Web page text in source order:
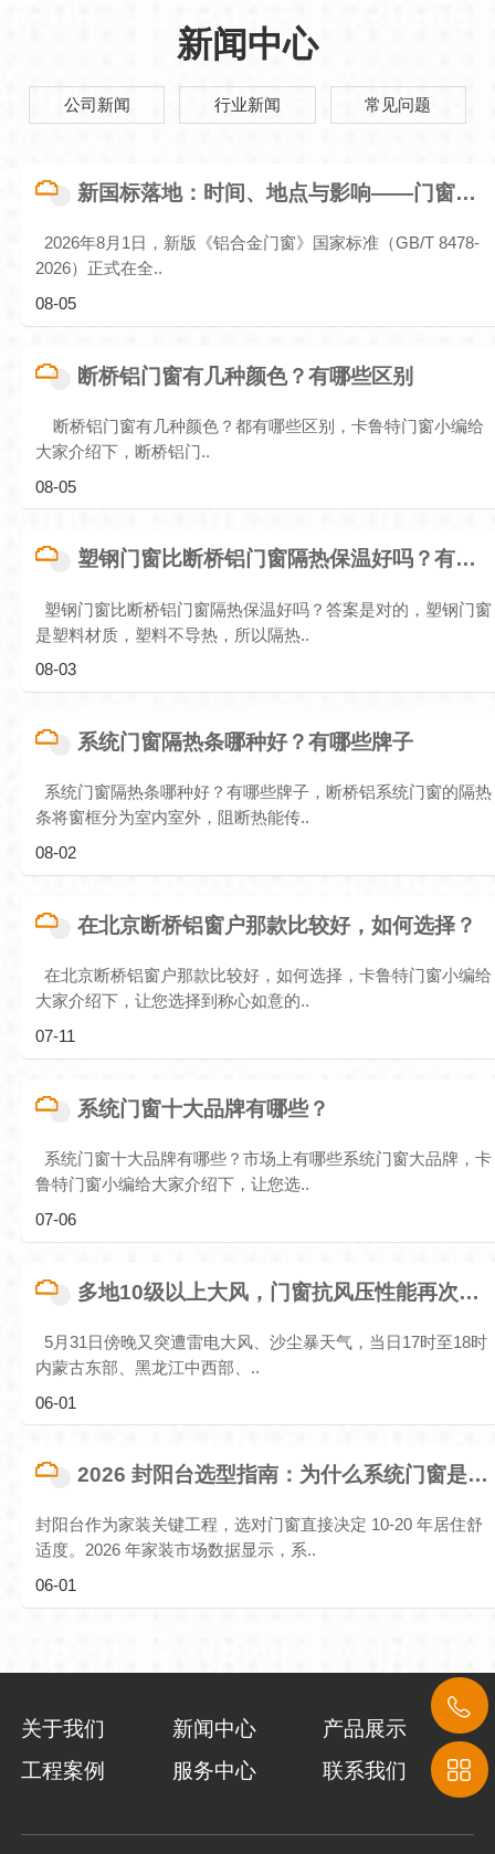
新闻中心
公司新闻 行业新闻 常见问题
新国标落地：时间、地点与影响——门窗行业迎来合规化新起点
2026年8月1日，新版《铝合金门窗》国家标准（GB/T 8478-
2026）正式在全..
08-05
断桥铝门窗有几种颜色？有哪些区别
断桥铝门窗有几种颜色？都有哪些区别，卡鲁特门窗小编给
大家介绍下，断桥铝门..
08-05
塑钢门窗比断桥铝门窗隔热保温好吗？有什么区别
塑钢门窗比断桥铝门窗隔热保温好吗？答案是对的，塑钢门窗
是塑料材质，塑料不导热，所以隔热..
08-03
系统门窗隔热条哪种好？有哪些牌子
系统门窗隔热条哪种好？有哪些牌子，断桥铝系统门窗的隔热
条将窗框分为室内室外，阻断热能传..
08-02
在北京断桥铝窗户那款比较好，如何选择？
在北京断桥铝窗户那款比较好，如何选择，卡鲁特门窗小编给
大家介绍下，让您选择到称心如意的..
07-11
系统门窗十大品牌有哪些？
系统门窗十大品牌有哪些？市场上有哪些系统门窗大品牌，卡
鲁特门窗小编给大家介绍下，让您选..
07-06
多地10级以上大风，门窗抗风压性能再次被关注
5月31日傍晚又突遭雷电大风、沙尘暴天气，当日17时至18时
内蒙古东部、黑龙江中西部、..
06-01
2026 封阳台选型指南：为什么系统门窗是首选？实测数据揭秘
封阳台作为家装关键工程，选对门窗直接决定 10-20 年居住舒
适度。2026 年家装市场数据显示，系..
06-01
关于我们 新闻中心
产品展示
工程案例
服务中心 联系我们